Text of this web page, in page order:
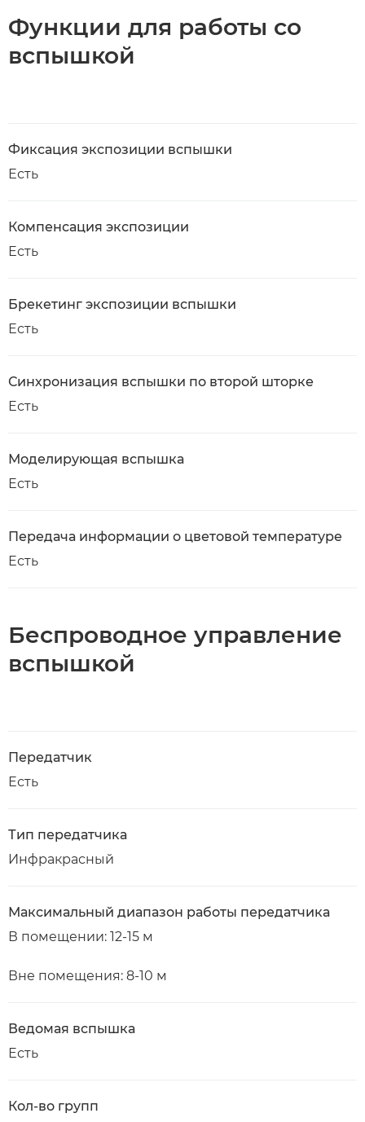
Функции для работы со
вспышкой
Фиксация экспозиции вспышки
Есть
Компенсация экспозиции
Есть
Брекетинг экспозиции вспышки
Есть
Синхронизация вспышки по второй шторке
Есть
Моделирующая вспышка
Есть
Передача информации о цветовой температуре
Есть
Беспроводное управление
вспышкой
Передатчик
Есть
Тип передатчика
Инфракрасный
Максимальный диапазон работы передатчика
В помещении: 12-15 м
Вне помещения: 8-10 м
Ведомая вспышка
Есть
Кол-во групп